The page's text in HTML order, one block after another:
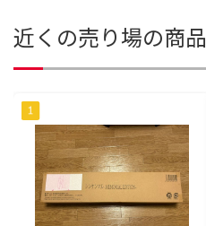
近くの売り場の商品